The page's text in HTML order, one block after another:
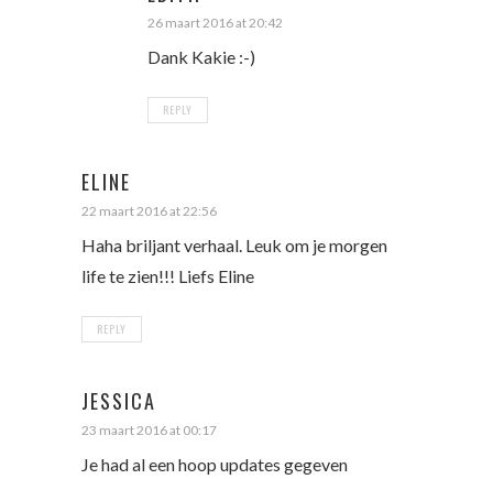
26 maart 2016 at 20:42
Dank Kakie :-)
REPLY
ELINE
22 maart 2016 at 22:56
Haha briljant verhaal. Leuk om je morgen
life te zien!!! Liefs Eline
REPLY
JESSICA
23 maart 2016 at 00:17
Je had al een hoop updates gegeven